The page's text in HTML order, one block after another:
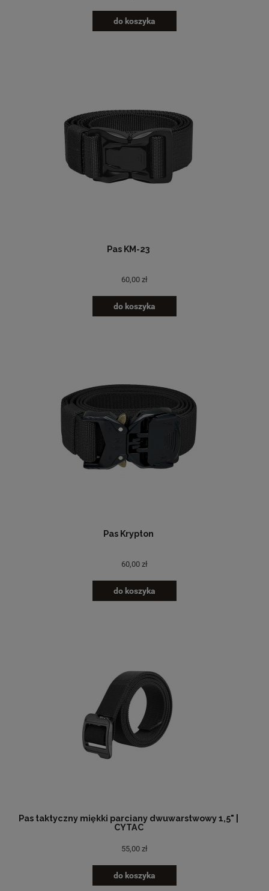
do koszyka
Pas KM-23
60,00 zł
do koszyka
Pas Krypton
60,00 zł
do koszyka
Pas taktyczny miękki parciany dwuwarstwowy 1,5" |
CYTAC
55,00 zł
do koszyka